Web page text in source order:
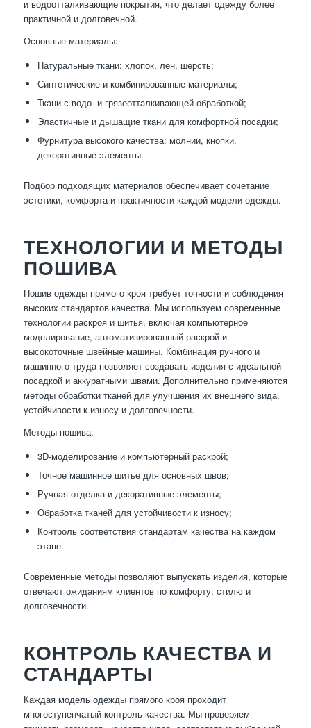
и водоотталкивающие покрытия, что делает одежду более
практичной и долговечной.
Основные материалы:
Натуральные ткани: хлопок, лен, шерсть;
Синтетические и комбинированные материалы;
Ткани с водо- и грязеотталкивающей обработкой;
Эластичные и дышащие ткани для комфортной посадки;
Фурнитура высокого качества: молнии, кнопки,
декоративные элементы.
Подбор подходящих материалов обеспечивает сочетание
эстетики, комфорта и практичности каждой модели одежды.
ТЕХНОЛОГИИ И МЕТОДЫ
ПОШИВА
Пошив одежды прямого кроя требует точности и соблюдения
высоких стандартов качества. Мы используем современные
технологии раскроя и шитья, включая компьютерное
моделирование, автоматизированный раскрой и
высокоточные швейные машины. Комбинация ручного и
машинного труда позволяет создавать изделия с идеальной
посадкой и аккуратными швами. Дополнительно применяются
методы обработки тканей для улучшения их внешнего вида,
устойчивости к износу и долговечности.
Методы пошива:
3D-моделирование и компьютерный раскрой;
Точное машинное шитье для основных швов;
Ручная отделка и декоративные элементы;
Обработка тканей для устойчивости к износу;
Контроль соответствия стандартам качества на каждом
этапе.
Современные методы позволяют выпускать изделия, которые
отвечают ожиданиям клиентов по комфорту, стилю и
долговечности.
КОНТРОЛЬ КАЧЕСТВА И
СТАНДАРТЫ
Каждая модель одежды прямого кроя проходит
многоступенчатый контроль качества. Мы проверяем